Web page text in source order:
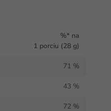
%* na
1 porciu (28 g)
71 %
43 %
72 %